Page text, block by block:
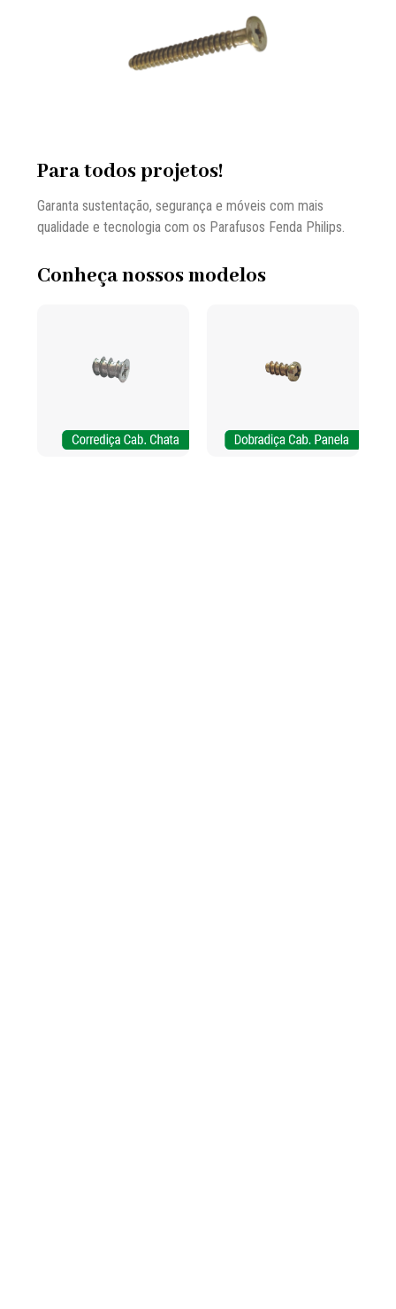
Para todos projetos!
Garanta sustentação, segurança e móveis com mais
qualidade e tecnologia com os Parafusos Fenda Philips.
Conheça nossos modelos